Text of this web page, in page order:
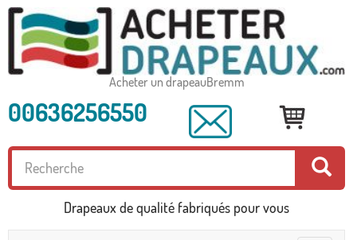
Acheter un drapeauBremm
00636256550
Drapeaux de qualité fabriqués pour vous